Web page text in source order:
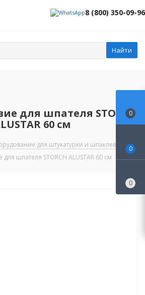
8 (800) 350-09-96
Найти
для шпателя STORCH
60 см
для штукатурки и шпаклевки
-
шпателя STORCH ALUSTAR 60 см
0
0
0